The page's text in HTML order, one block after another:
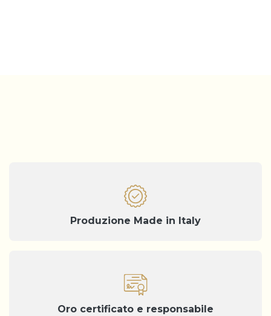
Produzione Made in Italy
Oro certificato e responsabile